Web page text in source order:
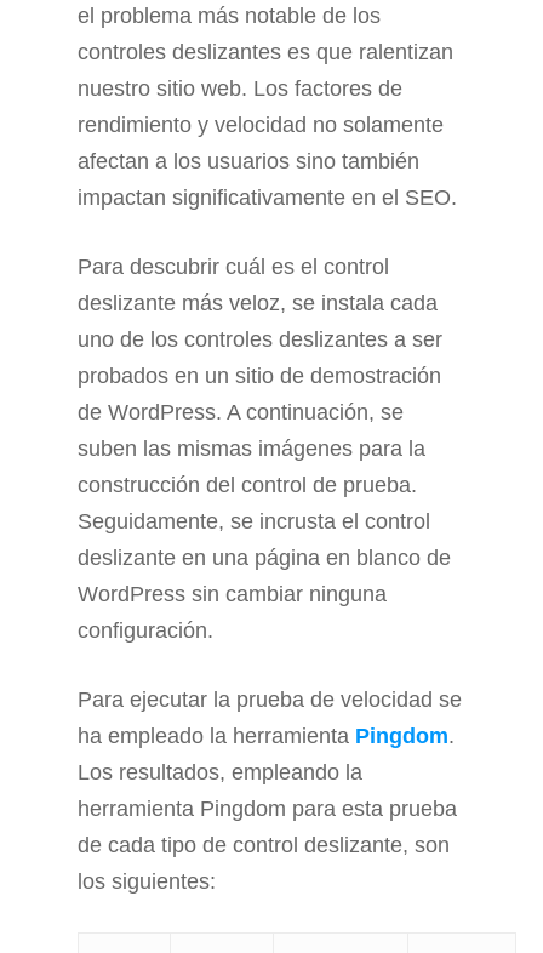
el problema más notable de los
controles deslizantes es que ralentizan
nuestro sitio web. Los factores de
rendimiento y velocidad no solamente
afectan a los usuarios sino también
impactan significativamente en el SEO.
Para descubrir cuál es el control
deslizante más veloz, se instala cada
uno de los controles deslizantes a ser
probados en un sitio de demostración
de WordPress. A continuación, se
suben las mismas imágenes para la
construcción del control de prueba.
Seguidamente, se incrusta el control
deslizante en una página en blanco de
WordPress sin cambiar ninguna
configuración.
Para ejecutar la prueba de velocidad se
ha empleado la herramienta Pingdom.
Los resultados, empleando la
herramienta Pingdom para esta prueba
de cada tipo de control deslizante, son
los siguientes: